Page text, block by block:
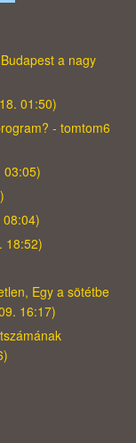
a nagy
01:50)
- tomtom6
03:05)
18:52)
Egy a sötétbe
16:17)